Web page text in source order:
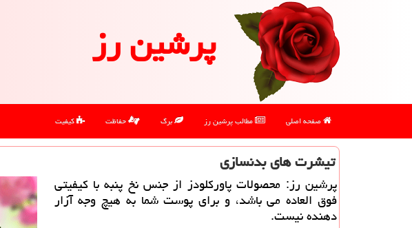
پرشین رز
صفحه اصلی مطالب پرشین رز برگ حفاظت کیفیت
تیشرت های بدنسازی
پرشین رز: محصولات پاوركلودز از جنس نخ پنبه با كیفیتی
فوق العاده می باشد، و برای پوست شما به هیچ وجه آزار
دهنده نیست.